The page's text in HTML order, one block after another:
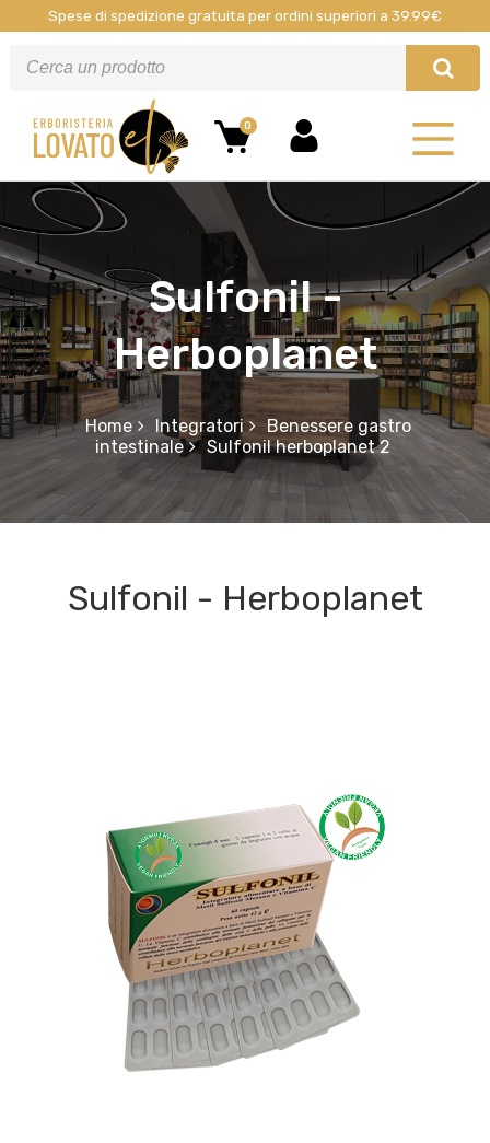
Spese di spedizione gratuita per ordini superiori a 39.99€
0
Sulfonil -
Herboplanet
Home Integratori
Benessere gastro
intestinale
Sulfonil herboplanet 2
Sulfonil - Herboplanet